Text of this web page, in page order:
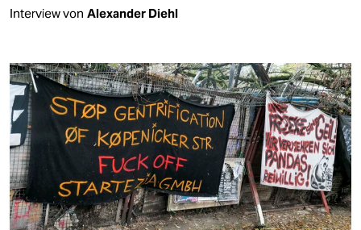
Interview von Alexander Diehl